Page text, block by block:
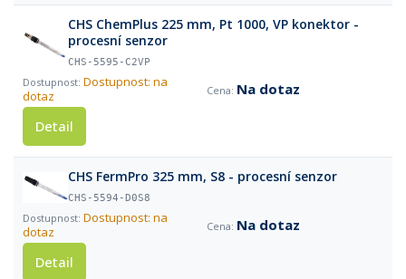
CHS ChemPlus 225 mm, Pt 1000, VP konektor -
procesní senzor
CHS-5595-C2VP
Dostupnost: na
dotaz
Na dotaz
Detail
CHS FermPro 325 mm, S8 - procesní senzor
CHS-5594-D0S8
Dostupnost: na
dotaz
Na dotaz
Detail